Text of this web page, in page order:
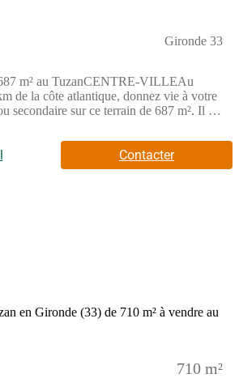
Gironde 33
m² au TuzanCENTRE-VILLEAu
de la côte atlantique, donnez vie à votre
secondaire sur ce terrain de 687 m². Il est
Il y a un accès à l'autoroute A63 à 19
pour la somme de 74 000 €. Prenez
(TEXIER Romain : (Numéro
Contacter
710 m²